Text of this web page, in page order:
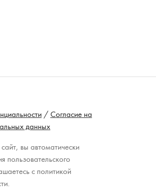
/Согласие на
данных
вы автоматически
пользовательского
с политикой